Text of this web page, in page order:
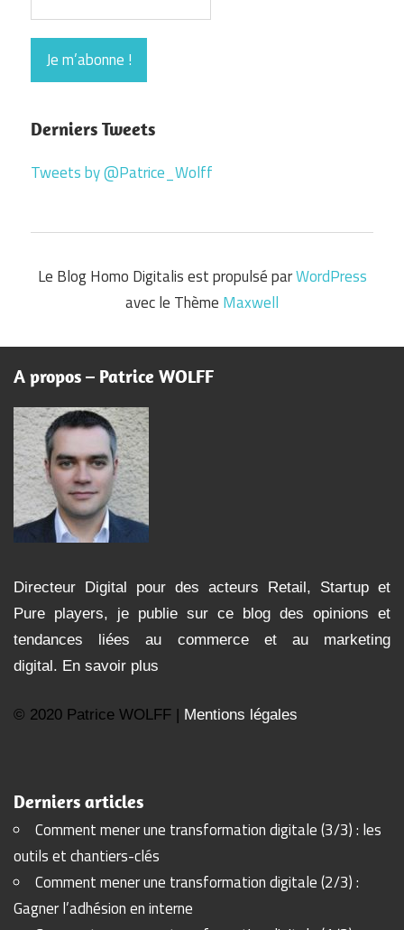
Derniers Tweets
Tweets by @Patrice_Wolff
Le Blog Homo Digitalis est propulsé parWordPress
avec le Thème Maxwell
A propos – Patrice WOLFF
Directeur Digital pour des acteurs Retail, Startup et
Pure players, je publie sur ce blog des opinions et
tendances liées au commerce et au marketing
digital. En savoir plus
© 2020 Patrice WOLFF | Mentions légales
Derniers articles
Comment mener une transformation digitale (3/3) : les
outils et chantiers-clés
Comment mener une transformation digitale (2/3) :
Gagner l’adhésion en interne